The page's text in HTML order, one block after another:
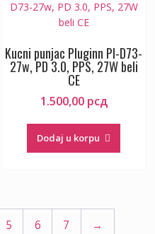
Kucni punjac Pluginn PI-D73-
27w, PD 3.0, PPS, 27W beli
CE
1.500,00 рсд
Dodaj u korpu
5 6 7 →